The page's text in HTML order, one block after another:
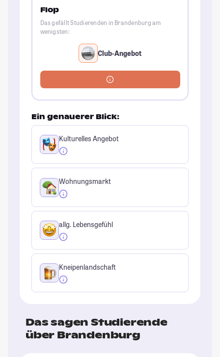
Flop
Das gefällt Studierenden in Brandenburg am
wenigsten:
Club-Angebot
Ein genauerer Blick:
Kulturelles Angebot
Wohnungsmarkt
allg. Lebensgefühl
Kneipenlandschaft
Das sagen Studierende
über Brandenburg